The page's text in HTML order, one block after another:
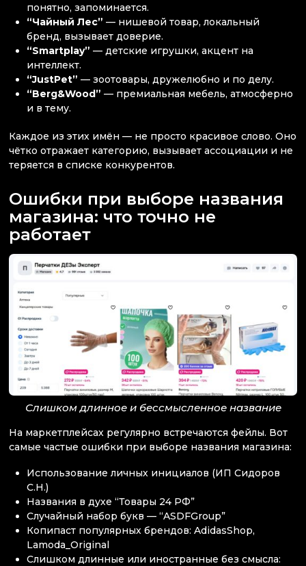
понятно, запоминается.
“Чайный Лес” — нишевой товар, локальный
бренд, вызывает доверие.
“Smartplay” — детские игрушки, акцент на
интеллект.
“JustPet” — зоотовары, дружелюбно и по делу.
“Berg&Wood” — премиальная мебель, атмосферно
и в тему.
Каждое из этих имён — не просто красивое слово. Оно
чётко отражает категорию, вызывает ассоциации и не
теряется в списке конкурентов.
Ошибки при выборе названия
магазина: что точно не
работает
Слишком длинное и бессмысленное название
На маркетплейсах регулярно встречаются фейлы. Вот
самые частые ошибки при выборе названия магазина:
Использование личных инициалов (ИП Сидоров
С.Н.)
Названия в духе “Товары 24 РФ”
Случайный набор букв — “ASDFGroup”
Копипаст популярных брендов: AdidasShop,
Lamoda_Original
Слишком длинные или иностранные без смысла: